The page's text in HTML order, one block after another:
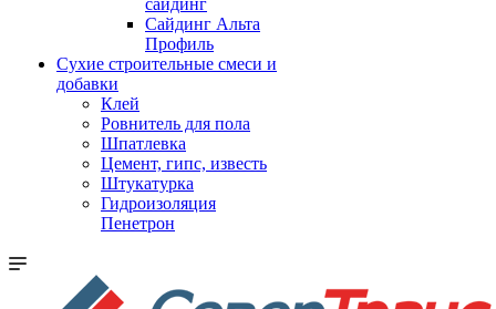
сайдинг
Сайдинг Альта
Профиль
Сухие строительные смеси и
добавки
Клей
Ровнитель для пола
Шпатлевка
Цемент, гипс, известь
Штукатурка
Гидроизоляция
Пенетрон